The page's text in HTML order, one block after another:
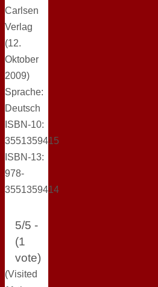
Carlsen
Verlag
(12.
Oktober
2009)
Sprache:
Deutsch
ISBN-10:
3551359415
ISBN-13:
978-
3551359414
5/5 -
(1
vote)
(Visited